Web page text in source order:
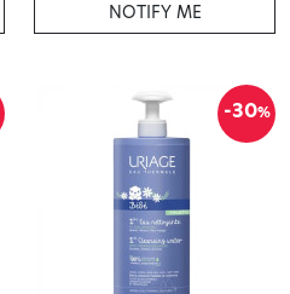
NOTIFY ME
-30%